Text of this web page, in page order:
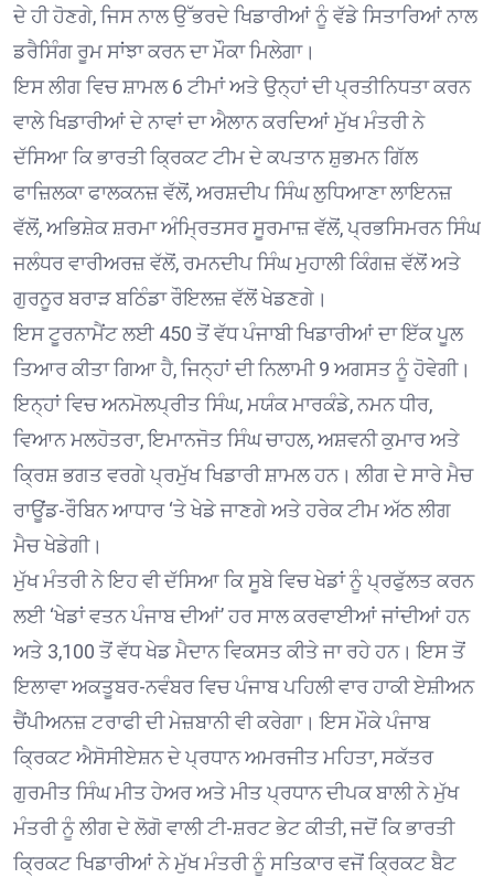
ਦੇ ਹੀ ਹੋਣਗੇ, ਜਿਸ ਨਾਲ ਉੱਭਰਦੇ ਖਿਡਾਰੀਆਂ ਨੂੰ ਵੱਡੇ ਸਿਤਾਰਿਆਂ ਨਾਲ
ਡਰੈਸਿੰਗ ਰੂਮ ਸਾਂਝਾ ਕਰਨ ਦਾ ਮੌਕਾ ਮਿਲੇਗਾ।
ਇਸ ਲੀਗ ਵਿਚ ਸ਼ਾਮਲ 6 ਟੀਮਾਂ ਅਤੇ ਉਨ੍ਹਾਂ ਦੀ ਪ੍ਰਤੀਨਿਧਤਾ ਕਰਨ
ਵਾਲੇ ਖਿਡਾਰੀਆਂ ਦੇ ਨਾਵਾਂ ਦਾ ਐਲਾਨ ਕਰਦਿਆਂ ਮੁੱਖ ਮੰਤਰੀ ਨੇ
ਦੱਸਿਆ ਕਿ ਭਾਰਤੀ ਕ੍ਰਿਕਟ ਟੀਮ ਦੇ ਕਪਤਾਨ ਸ਼ੁਭਮਨ ਗਿੱਲ
ਫਾਜ਼ਿਲਕਾ ਫਾਲਕਨਜ਼ ਵੱਲੋਂ, ਅਰਸ਼ਦੀਪ ਸਿੰਘ ਲੁਧਿਆਣਾ ਲਾਇਨਜ਼
ਵੱਲੋਂ, ਅਭਿਸ਼ੇਕ ਸ਼ਰਮਾ ਅੰਮ੍ਰਿਤਸਰ ਸੂਰਮਾਜ਼ ਵੱਲੋਂ, ਪ੍ਰਭਸਿਮਰਨ ਸਿੰਘ
ਜਲੰਧਰ ਵਾਰੀਅਰਜ਼ ਵੱਲੋਂ, ਰਮਨਦੀਪ ਸਿੰਘ ਮੁਹਾਲੀ ਕਿੰਗਜ਼ ਵੱਲੋਂ ਅਤੇ
ਗੁਰਨੂਰ ਬਰਾੜ ਬਠਿੰਡਾ ਰੌਇਲਜ਼ ਵੱਲੋਂ ਖੇਡਣਗੇ।
ਇਸ ਟੂਰਨਾਮੈਂਟ ਲਈ 450 ਤੋਂ ਵੱਧ ਪੰਜਾਬੀ ਖਿਡਾਰੀਆਂ ਦਾ ਇੱਕ ਪੂਲ
ਤਿਆਰ ਕੀਤਾ ਗਿਆ ਹੈ, ਜਿਨ੍ਹਾਂ ਦੀ ਨਿਲਾਮੀ 9 ਅਗਸਤ ਨੂੰ ਹੋਵੇਗੀ।
ਇਨ੍ਹਾਂ ਵਿਚ ਅਨਮੋਲਪ੍ਰੀਤ ਸਿੰਘ, ਮਯੰਕ ਮਾਰਕੰਡੇ, ਨਮਨ ਧੀਰ,
ਵਿਆਨ ਮਲਹੋਤਰਾ, ਇਮਾਨਜੋਤ ਸਿੰਘ ਚਾਹਲ, ਅਸ਼ਵਨੀ ਕੁਮਾਰ ਅਤੇ
ਕ੍ਰਿਸ਼ ਭਗਤ ਵਰਗੇ ਪ੍ਰਮੁੱਖ ਖਿਡਾਰੀ ਸ਼ਾਮਲ ਹਨ। ਲੀਗ ਦੇ ਸਾਰੇ ਮੈਚ
ਰਾਊਂਡ-ਰੌਬਿਨ ਆਧਾਰ ‘ਤੇ ਖੇਡੇ ਜਾਣਗੇ ਅਤੇ ਹਰੇਕ ਟੀਮ ਅੱਠ ਲੀਗ
ਮੈਚ ਖੇਡੇਗੀ।
ਮੁੱਖ ਮੰਤਰੀ ਨੇ ਇਹ ਵੀ ਦੱਸਿਆ ਕਿ ਸੂਬੇ ਵਿਚ ਖੇਡਾਂ ਨੂੰ ਪ੍ਰਫੁੱਲਤ ਕਰਨ
ਲਈ ‘ਖੇਡਾਂ ਵਤਨ ਪੰਜਾਬ ਦੀਆਂ’ ਹਰ ਸਾਲ ਕਰਵਾਈਆਂ ਜਾਂਦੀਆਂ ਹਨ
ਅਤੇ 3,100 ਤੋਂ ਵੱਧ ਖੇਡ ਮੈਦਾਨ ਵਿਕਸਤ ਕੀਤੇ ਜਾ ਰਹੇ ਹਨ। ਇਸ ਤੋਂ
ਇਲਾਵਾ ਅਕਤੂਬਰ-ਨਵੰਬਰ ਵਿਚ ਪੰਜਾਬ ਪਹਿਲੀ ਵਾਰ ਹਾਕੀ ਏਸ਼ੀਅਨ
ਚੈਂਪੀਅਨਜ਼ ਟਰਾਫੀ ਦੀ ਮੇਜ਼ਬਾਨੀ ਵੀ ਕਰੇਗਾ। ਇਸ ਮੌਕੇ ਪੰਜਾਬ
ਕ੍ਰਿਕਟ ਐਸੋਸੀਏਸ਼ਨ ਦੇ ਪ੍ਰਧਾਨ ਅਮਰਜੀਤ ਮਹਿਤਾ, ਸਕੱਤਰ
ਗੁਰਮੀਤ ਸਿੰਘ ਮੀਤ ਹੇਅਰ ਅਤੇ ਮੀਤ ਪ੍ਰਧਾਨ ਦੀਪਕ ਬਾਲੀ ਨੇ ਮੁੱਖ
ਮੰਤਰੀ ਨੂੰ ਲੀਗ ਦੇ ਲੋਗੋ ਵਾਲੀ ਟੀ-ਸ਼ਰਟ ਭੇਟ ਕੀਤੀ, ਜਦੋਂ ਕਿ ਭਾਰਤੀ
ਕ੍ਰਿਕਟ ਖਿਡਾਰੀਆਂ ਨੇ ਮੁੱਖ ਮੰਤਰੀ ਨੂੰ ਸਤਿਕਾਰ ਵਜੋਂ ਕ੍ਰਿਕਟ ਬੈਟ